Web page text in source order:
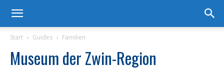
Start Guides Familien
Museum der Zwin-Region